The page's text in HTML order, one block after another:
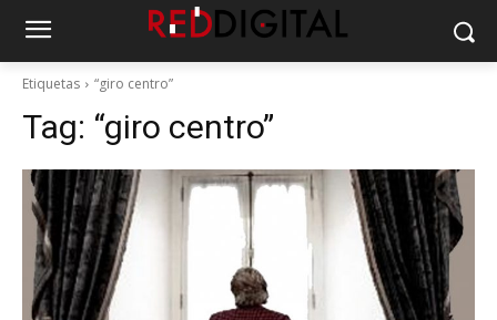
Etiquetas “giro centro”
Tag: “giro centro”